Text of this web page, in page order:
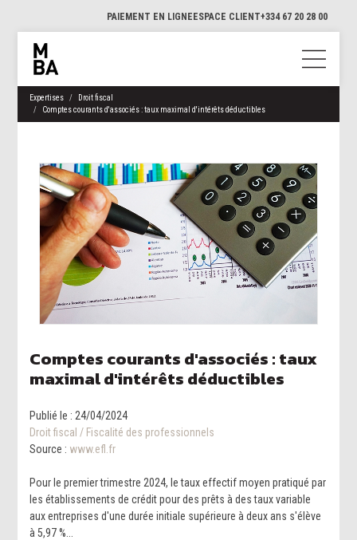
PAIEMENT EN LIGNEESPACE CLIENT+334 67 20 28 00
Expertises
Droit fiscal
Comptes courants d'associés : taux maximal d'intérêts déductibles
Comptes courants d'associés : taux
maximal d'intérêts déductibles
Publié le : 24/04/2024
Droit fiscal / Fiscalité des professionnels
Source : www.efl.fr
Pour le premier trimestre 2024, le taux effectif moyen pratiqué par
les établissements de crédit pour des prêts à des taux variable
aux entreprises d'une durée initiale supérieure à deux ans s'élève
à 5,97 %...